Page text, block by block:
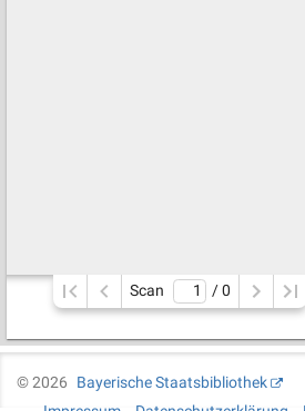
Scan / 0
©2026
Bayerische Staatsbibliothek